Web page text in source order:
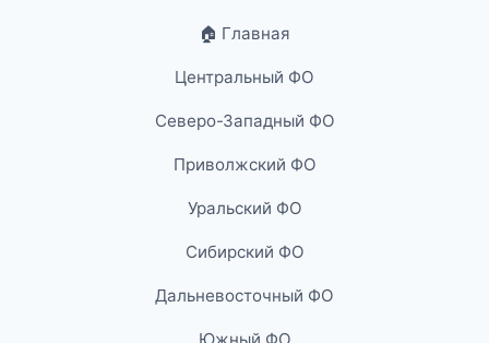
🏠 Главная
Центральный ФО
Северо-Западный ФО
Приволжский ФО
Уральский ФО
Сибирский ФО
Дальневосточный ФО